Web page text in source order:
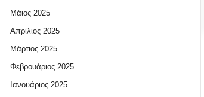
Μάιος 2025
Απρίλιος 2025
Μάρτιος 2025
Φεβρουάριος 2025
Ιανουάριος 2025